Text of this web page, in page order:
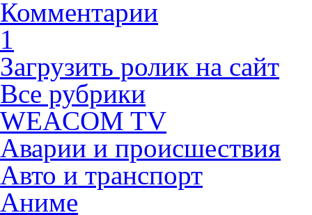
Комментарии
1
Загрузить ролик на сайт
Все рубрики
WEACOM TV
Аварии и происшествия
Авто и транспорт
Аниме